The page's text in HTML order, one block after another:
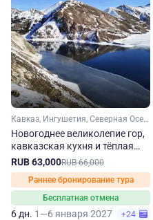
Кавказ, Ингушетия, Северная Осетия, Чечня
Новогоднее великолепие гор,
кавказская кухня и тёплая
компания
RUB 63,000RUB 66,000
Раннее бронирование тура
Бесплатная отмена
6 дн. 1—6 января 2027 +24